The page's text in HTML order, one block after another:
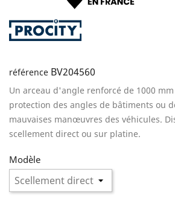
référence BV204560
Un arceau d'angle renforcé de 1000
protection des angles de bâtiments ou
mauvaises manœuvres des véhicules.
scellement direct ou sur platine.
Modèle